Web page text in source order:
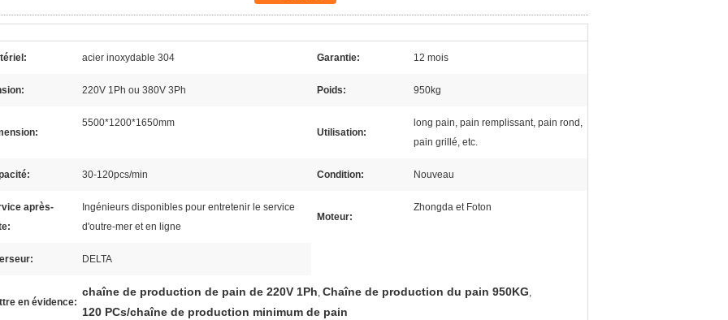
acier inoxydable 304 Garantie: 12 mois
220V 1Ph ou 380V 3Ph Poids: 950kg
5500*1200*1650mm
Utilisation:
long pain, pain remplissant, pain rond,
pain grillé, etc.
30-120pcs/min Condition: Nouveau
après-
Ingénieurs disponibles pour entretenir le service
d'outre-mer et en ligne
Moteur:
Zhongda et Foton
DELTA
en évidence:
chaîne de production de pain de 220V 1Ph, Chaîne de production du pain 950KG,
120 PCs/chaîne de production minimum de pain